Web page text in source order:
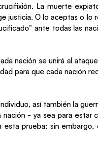
La muerte
justicia. O lo aceptas o lo
ante todas las
nación se unirá al
para que cada nación
así también la
nación - ya sea para estar
prueba; sin